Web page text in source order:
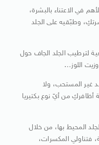
في الاعتناء بالبشرة،
وطبّقيه على الجلد
لترطيب الجلد الجاف حول
اللوز…
غير المستحب، ولا
أظافركِ من أيّ نوع بكتيريا
المحيط بها، من خلال
فتناولي المكسرات،